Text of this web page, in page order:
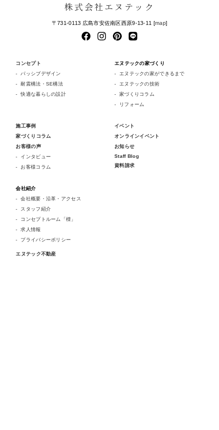
株式会社エヌテック
〒731-0113 広島市安佐南区西原9-13-11 [map]
コンセプト
パッシブデザイン
耐震構法・SE構法
快適な暮らしの設計
エヌテックの家づくり
エヌテックの家ができるまで
エヌテックの技術
家づくりコラム
リフォーム
施工事例
家づくりコラム
お客様の声
インタビュー
お客様コラム
イベント
オンラインイベント
お知らせ
Staff Blog
資料請求
会社紹介
会社概要・沿革・アクセス
スタッフ紹介
コンセプトルーム「檪」
求人情報
プライバシーポリシー
エヌテック不動産